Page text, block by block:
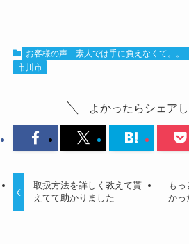
お客様の声 素人では手に負えなくて。。
市川市
よかったらシェアし
取扱方法を詳しく教えて貰
えてて助かりました
もっ
かっ